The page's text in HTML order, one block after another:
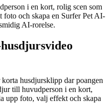
i en kort, rolig scen som
foto och skapa en Surfer Pet AI-
AI-rorelse.
husdjursklipp dar poangen
till huvudperson i en kort,
upp foto, valj effekt och skapa